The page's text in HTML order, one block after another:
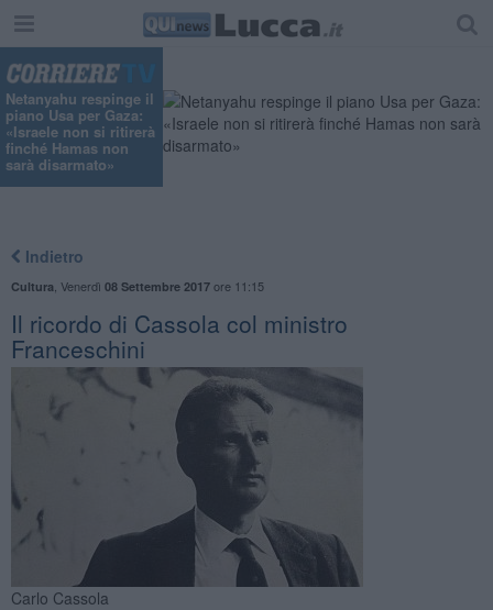
Netanyahu respinge il
piano Usa per Gaza:
«Israele non si ritirerà
finché Hamas non
sarà disarmato»
Indietro
Cultura Venerdì 08 Settembre 2017ore 11:15
Il ricordo di Cassola col ministro
Franceschini
Carlo Cassola